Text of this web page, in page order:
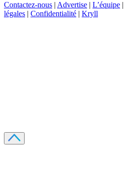
Contactez-nous | Advertise | L’équipe |
légales | Confidentialité | Kryll